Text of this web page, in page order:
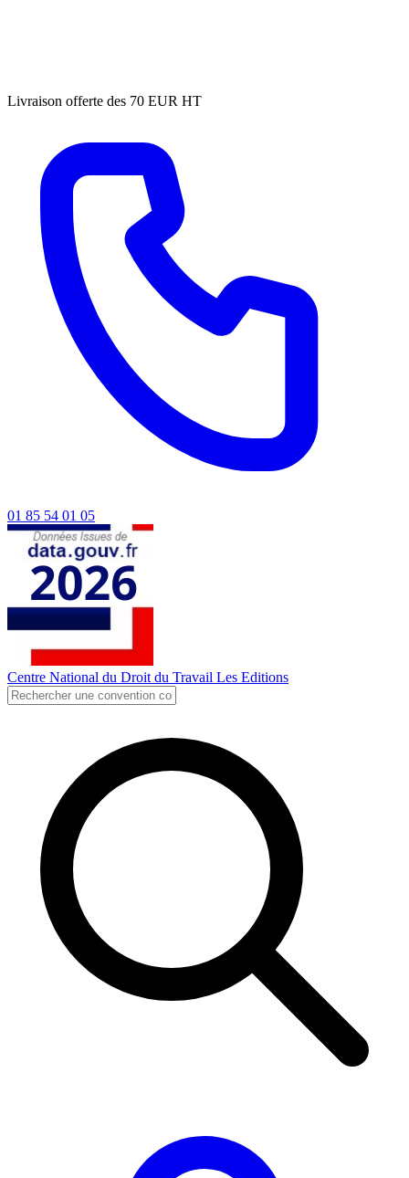
Livraison offerte des 70 EUR HT
01 85 54 01 05
Centre National du Droit du Travail Les Editions